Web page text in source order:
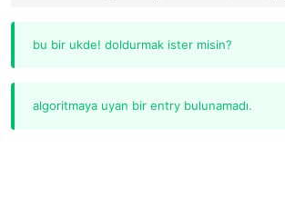
bu bir ukde! doldurmak ister misin?
algoritmaya uyan bir entry bulunamadı.